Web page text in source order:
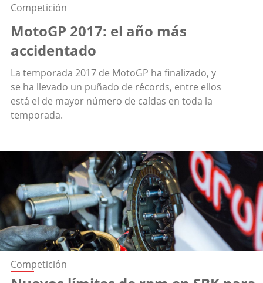
Competición
MotoGP 2017: el año más
accidentado
La temporada 2017 de MotoGP ha finalizado, y
se ha llevado un puñado de récords, entre ellos
está el de mayor número de caídas en toda la
temporada.
Competición